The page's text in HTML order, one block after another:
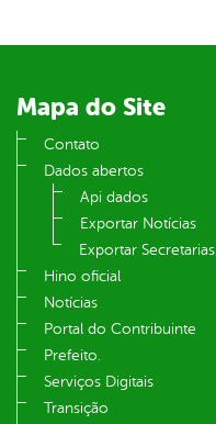
Mapa do Site
Contato
Dados abertos
Api dados
Exportar Notícias
Exportar Secretarias
Hino oficial
Notícias
Portal do Contribuinte
Prefeito.
Serviços Digitais
Transição